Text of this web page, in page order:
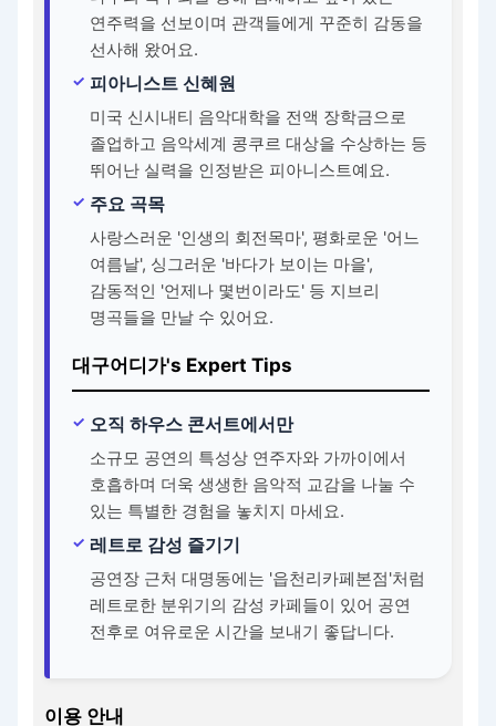
연주력을 선보이며 관객들에게 꾸준히 감동을
선사해 왔어요.
피아니스트 신혜원
미국 신시내티 음악대학을 전액 장학금으로
졸업하고 음악세계 콩쿠르 대상을 수상하는 등
뛰어난 실력을 인정받은 피아니스트예요.
주요 곡목
사랑스러운 '인생의 회전목마', 평화로운 '어느
여름날', 싱그러운 '바다가 보이는 마을',
감동적인 '언제나 몇번이라도' 등 지브리
명곡들을 만날 수 있어요.
대구어디가's Expert Tips
오직 하우스 콘서트에서만
소규모 공연의 특성상 연주자와 가까이에서
호흡하며 더욱 생생한 음악적 교감을 나눌 수
있는 특별한 경험을 놓치지 마세요.
레트로 감성 즐기기
공연장 근처 대명동에는 '읍천리카페본점'처럼
레트로한 분위기의 감성 카페들이 있어 공연
전후로 여유로운 시간을 보내기 좋답니다.
이용 안내